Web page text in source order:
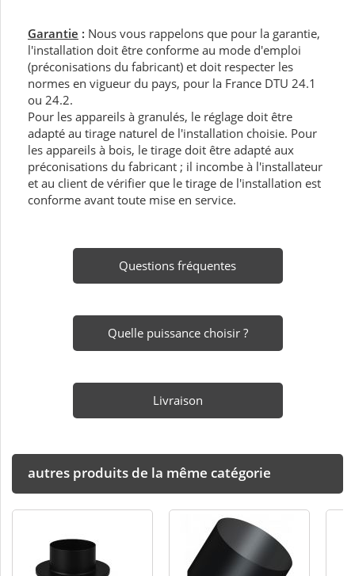
Garantie : Nous vous rappelons que pour la garantie,
l'installation doit être conforme au mode d'emploi
(préconisations du fabricant) et doit respecter les
normes en vigueur du pays, pour la France DTU 24.1
ou 24.2.
Pour les appareils à granulés, le réglage doit être
adapté au tirage naturel de l'installation choisie. Pour
les appareils à bois, le tirage doit être adapté aux
préconisations du fabricant ; il incombe à l'installateur
et au client de vérifier que le tirage de l'installation est
conforme avant toute mise en service.
Questions fréquentes
Quelle puissance choisir ?
Livraison
autres produits de la même catégorie